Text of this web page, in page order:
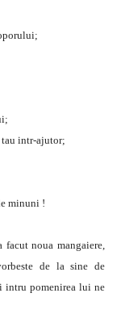
tau intr-ajutor;
minuni !
noua mangaiere,
de la sine de
intru pomenirea lui ne